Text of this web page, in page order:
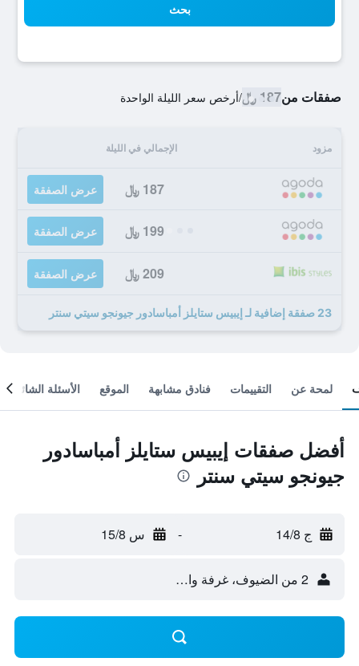
بحث
صفقات من187 ﷼ /أرخص سعر الليلة الواحدة
مزود الإجمالي في الليلة
187 ﷼ عرض الصفقة
199 ﷼ عرض الصفقة
209 ﷼ عرض الصفقة
23 صفقة إضافية لـ إيبيس ستايلز أمباسادور جيونجو سيتي سنتر
لمحة عن التقييمات فنادق مشابهة الموقع الأسئلة الشائعة
أفضل صفقات إيبيس ستايلز أمباسادور
جيونجو سيتي سنتر
ج 14/8 - س 15/8
2 من الضيوف، غرفة واحدة